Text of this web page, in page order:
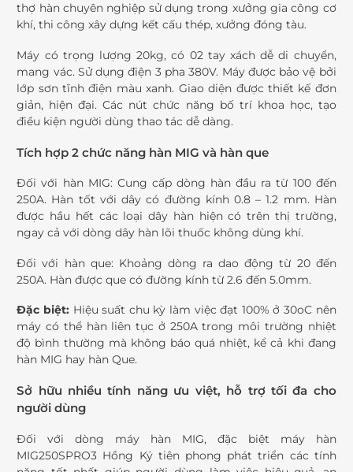
thợ hàn chuyên nghiệp sử dụng trong xưởng gia công cơ
khí, thi công xây dựng kết cấu thép, xưởng đóng tàu.
Máy có trọng lượng 20kg, có 02 tay xách dễ di chuyển,
mang vác. Sử dụng điện 3 pha 380V. Máy được bảo vệ bởi
lớp sơn tĩnh điện màu xanh. Giao diện được thiết kế đơn
giản, hiện đại. Các nút chức năng bố trí khoa học, tạo
điều kiện người dùng thao tác dễ dàng.
Tích hợp 2 chức năng hàn MIG và hàn que
Đối với hàn MIG: Cung cấp dòng hàn đầu ra từ 100 đến
250A. Hàn tốt với dây có đường kính 0.8 – 1.2 mm. Hàn
được hầu hết các loại dây hàn hiện có trên thị trường,
ngay cả với dòng dây hàn lõi thuốc không dùng khí.
Đối với hàn que: Khoảng dòng ra dao động từ 20 đến
250A. Hàn được que có đường kính từ 2.6 đến 5.0mm.
Đặc biệt: Hiệu suất chu kỳ làm việc đạt 100% ở 30oC nên
máy có thể hàn liên tục ở 250A trong môi trường nhiệt
độ bình thường mà không báo quá nhiệt, kể cả khi đang
hàn MIG hay hàn Que.
Sở hữu nhiều tính năng ưu việt, hỗ trợ tối đa cho
người dùng
Đối với dòng máy hàn MIG, đặc biệt máy hàn
MIG250SPRO3 Hồng Ký tiên phong phát triển các tính